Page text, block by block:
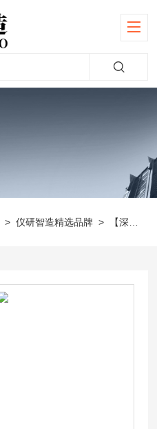
>仪研智造精选品牌 > 【深那】超声波清洗机